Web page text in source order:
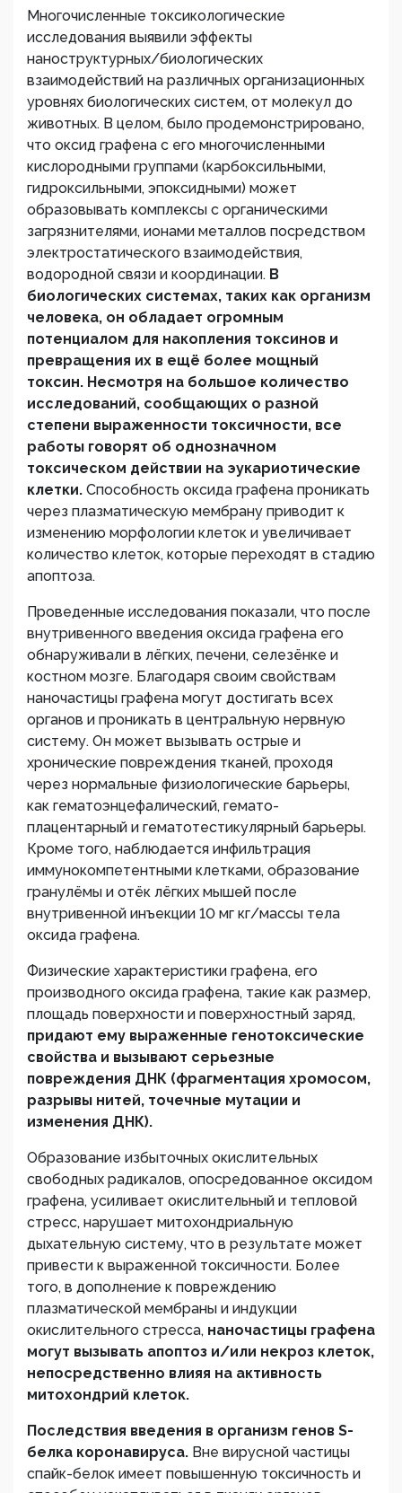
Многочисленные токсикологические
исследования выявили эффекты
наноструктурных/биологических
взаимодействий на различных организационных
уровнях биологических систем, от молекул до
животных. В целом, было продемонстрировано,
что оксид графена с его многочисленными
кислородными группами (карбоксильными,
гидроксильными, эпоксидными) может
образовывать комплексы с органическими
загрязнителями, ионами металлов посредством
электростатического взаимодействия,
водородной связи и координации. В
биологических системах, таких как организм
человека, он обладает огромным
потенциалом для накопления токсинов и
превращения их в ещё более мощный
токсин. Несмотря на большое количество
исследований, сообщающих о разной
степени выраженности токсичности, все
работы говорят об однозначном
токсическом действии на эукариотические
клетки. Способность оксида графена проникать
через плазматическую мембрану приводит к
изменению морфологии клеток и увеличивает
количество клеток, которые переходят в стадию
апоптоза.
Проведенные исследования показали, что после
внутривенного введения оксида графена его
обнаруживали в лёгких, печени, селезёнке и
костном мозге. Благодаря своим свойствам
наночастицы графена могут достигать всех
органов и проникать в центральную нервную
систему. Он может вызывать острые и
хронические повреждения тканей, проходя
через нормальные физиологические барьеры,
как гематоэнцефалический, гемато-
плацентарный и гематотестикулярный барьеры.
Кроме того, наблюдается инфильтрация
иммунокомпетентными клетками, образование
гранулёмы и отёк лёгких мышей после
внутривенной инъекции 10 мг кг/массы тела
оксида графена.
Физические характеристики графена, его
производного оксида графена, такие как размер,
площадь поверхности и поверхностный заряд,
придают ему выраженные генотоксические
свойства и вызывают серьезные
повреждения ДНК (фрагментация хромосом,
разрывы нитей, точечные мутации и
изменения ДНК).
Образование избыточных окислительных
свободных радикалов, опосредованное оксидом
графена, усиливает окислительный и тепловой
стресс, нарушает митохондриальную
дыхательную систему, что в результате может
привести к выраженной токсичности. Более
того, в дополнение к повреждению
плазматической мембраны и индукции
окислительного стресса, наночастицы графена
могут вызывать апоптоз и/или некроз клеток,
непосредственно влияя на активность
митохондрий клеток.
Последствия введения в организм генов S-
белка коронавируса. Вне вирусной частицы
спайк-белок имеет повышенную токсичность и